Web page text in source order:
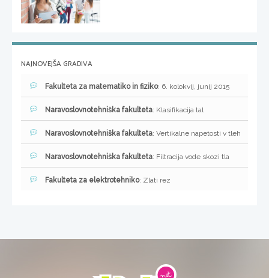
NAJNOVEJŠA GRADIVA
Fakulteta za matematiko in fiziko: 6. kolokvij, junij 2015
Naravoslovnotehniška fakulteta: Klasifikacija tal
Naravoslovnotehniška fakulteta: Vertikalne napetosti v tleh
Naravoslovnotehniška fakulteta: Filtracija vode skozi tla
Fakulteta za elektrotehniko: Zlati rez